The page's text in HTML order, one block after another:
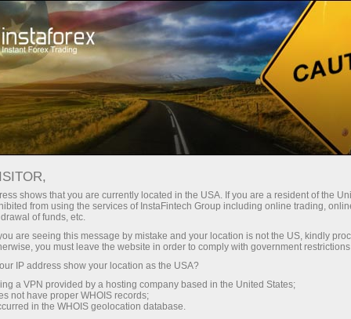
مع إنستا فوركس، يمكنك الوصول إلى
إلى 1:5000، وبعض من أفضل فروق
الأسعار والعمولات في السوق، وظروف
مواتية لتداول الأسهم والمؤشرات
صغير الحجم
30% مكافأة
لكل إيداع
سرعة
في التجارة وعلى الطريق السريع
shows that you are currently located in the USA. If you are a resident of the
from using the services of InstaFintech Group including online trading,
of funds, etc.
are seeing this message by mistake and your location is not the US, kindly
you must leave the website in order to comply with government
IP address show your location as the USA?
a VPN provided by a hosting company based in the United States;
not have proper WHOIS records;
in the WHOIS geolocation database.